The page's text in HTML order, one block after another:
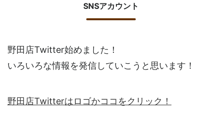
SNSアカウント
野田店Twitter始めました！
いろいろな情報を発信していこうと思います！
野田店Twitterはロゴかココをクリック！